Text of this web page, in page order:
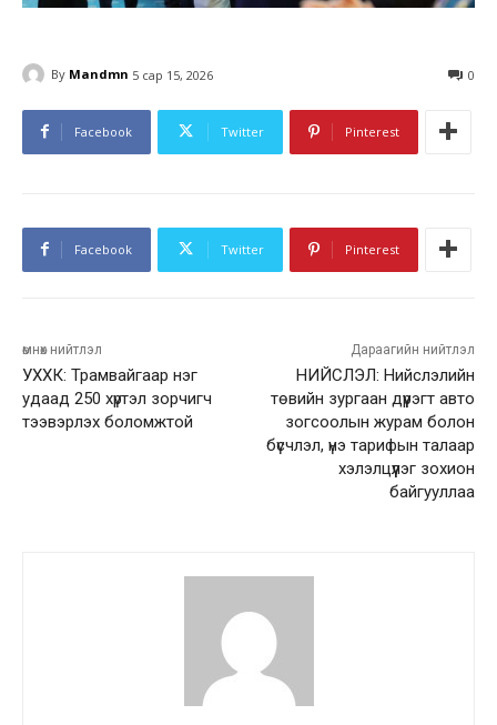
By Mandmn 5 сар 15, 2026 0
Facebook Twitter Pinterest
Facebook Twitter Pinterest
өмнөх нийтлэл
УХХК: Трамвайгаар нэг
удаад 250 хүртэл зорчигч
тээвэрлэх боломжтой
Дараагийн нийтлэл
НИЙСЛЭЛ: Нийслэлийн
төвийн зургаан дүүрэгт авто
зогсоолын журам болон
бүсчлэл, үнэ тарифын талаар
хэлэлцүүлэг зохион
байгууллаа